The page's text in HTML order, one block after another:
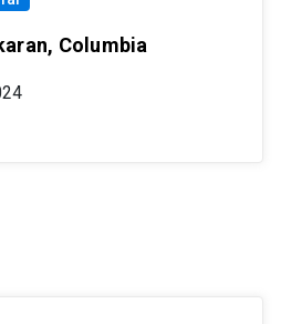
Columbia